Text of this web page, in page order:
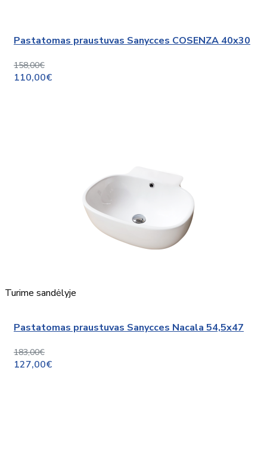
Pastatomas praustuvas Sanycces COSENZA 40x30
158,00€
110,00€
Turime sandėlyje
Pastatomas praustuvas Sanycces Nacala 54,5x47
183,00€
127,00€